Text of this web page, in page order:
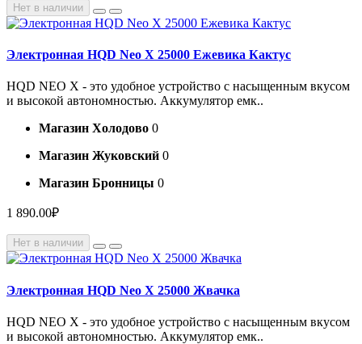
Нет в наличии
Электронная HQD Neo X 25000 Ежевика Кактус
HQD NEO X - это удобное устройство с насыщенным вкусом
и высокой автономностью. Аккумулятор емк..
Магазин Холодово 0
Магазин Жуковский 0
Магазин Бронницы 0
1 890.00₽
Нет в наличии
Электронная HQD Neo X 25000 Жвачка
HQD NEO X - это удобное устройство с насыщенным вкусом
и высокой автономностью. Аккумулятор емк..